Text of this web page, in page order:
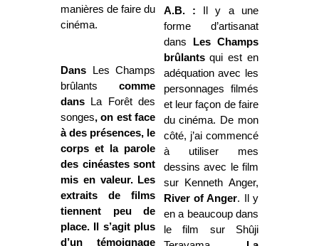
manières de faire du
cinéma.
Dans Les Champs
brûlants comme
dans La Forêt des
songes, on est face
à des présences, le
corps et la parole
des cinéastes sont
mis en valeur. Les
extraits de films
tiennent peu de
place. Il s’agit plus
d’un témoignage
A.B. : Il y a une
forme d’artisanat
dans Les Champs
brûlantsqui est en
adéquation avec les
personnages filmés
et leur façon de faire
du cinéma. De mon
côté, j’ai commencé
à utiliser mes
dessins avec le film
sur Kenneth Anger,
River of Anger. Il y
en a beaucoup dans
le film sur Shûji